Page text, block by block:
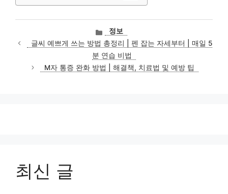
카
테
고
리
정보
글씨 예쁘게 쓰는 방법 총정리 | 펜 잡는 자세부터 | 매일 5
분 연습 비법
M자 통증 완화 방법 | 해결책, 치료법 및 예방 팁
최신 글